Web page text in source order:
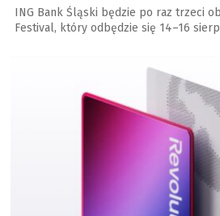
ING Bank Śląski będzie po raz trzeci
Festival, który odbędzie się 14–16